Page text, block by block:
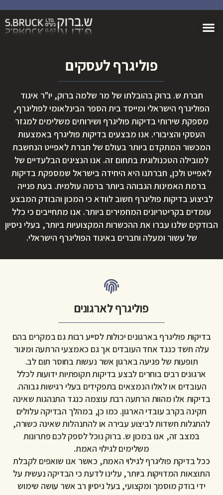
פוליגרף לעסקים
חברת ש. ברוק בהובלתו של מר שלמה ברוק, יו"ר איגוד
הפוליגרף הישראלי ומייסד בית הספר הבינלאומי לפוליגרף,
מספקת שירותי בדיקות פוליגרף ושירותים משלימים למגזר
העסקי והציבורי. אנו מבצעים בדיקות פוליגרף באמצעות
המכשור המתקדם ביותר בעולם של חברת לאפייט הנחשבת
למובילה הטכנולוגית בתחום זה. אנו הנציגים הבלעדיים של
לאפייט ולכן, חברתנו היא היחידה בישראל שמספקת בדיקות
ברמת האמינות הגבוהה ביותר ברמה עולמית. בעת פנייה
לביצוע בדיקות פוליגרף חשוב לוודא כי המכון והבודק המבצע
עומדים בקריטריונים המחמירים ביותר. אנו מתחייבים כי כלל
הבודקים שלנו עברו את ההכשרות המקצועיות ביותר, בעלי ניסיון
של עשור ומעלה וחברים באיגוד הפוליגרף הישראלי.
פוליגרף לארגונים
בדיקות פוליגרף בארגונים יכולות לסייע רבות גם במקרים בהם
עלה חשד כנגד אחד העובדים אך גם כאמצעי הרתעה ומיגור
תופעות של פגיעה בארגון אשר נעשות בחוסר תום לב.
ארגונים רבים בוחרים לבצע בדיקות תקופתיות ידועות לכלל
העובדים או לאלו הנמצאים בתפקידים בעלי רגישות גבוהה.
בדיקות אלו מהוות הרתעה רבת עוצמה כנגד התנהגות שאינה
תקינה בקרב עובדי הארגון. כמו כן, במהלך הבדיקה עלולים
להתגלות חשדות לביצוע עבירה או להתנהלות שאינה כשורה,
במצב זה, אנו במכון ש. ברוק נוכל לספק לכם פתרונות
משלימים לגילוי האמת.
ככל בדיקת פוליגרף לגילוי האמת, כאשר אנו שואפים לקבלת
התוצאות המדויקות ביותר, עלינו לדעת כי הבדיקה נעשית על
ידי בודק מוסמך ומקצועי, בעל ניסיון רב אשר עושה שימוש